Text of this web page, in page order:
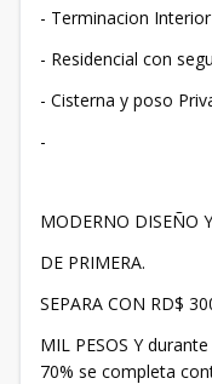
- Terminacion
- Residencial con
- Cisterna y poso
-
MODERNO DISEÑO
DE PRIMERA.
SEPARA CON RD$
MIL PESOS Y
70% se completa